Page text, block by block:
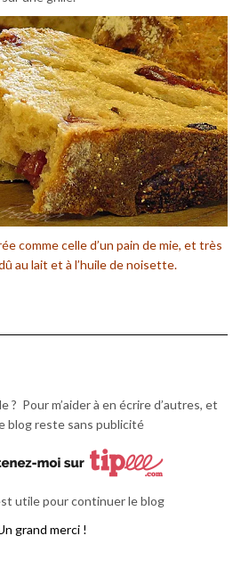
comme celle d’un pain de mie, et très
au lait et à l’huile de noisette.
? Pour m’aider à en écrire d’autres, et
blog reste sans publicité
utile pour continuer le blog
grand merci !